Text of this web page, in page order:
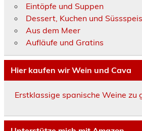
Eintöpfe und Suppen
Dessert, Kuchen und
Aus dem Meer
Aufläufe und Gratins
Hier kaufen wir Wein und Cava
Erstklassige spanische Weine zu